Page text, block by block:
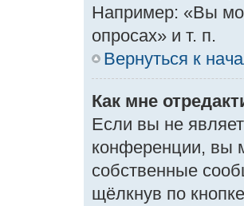
Например: «Вы
опросах» и т. п.
Вернуться к
Как мне
Если вы не
конференции, вы
собственные
щёлкнув по